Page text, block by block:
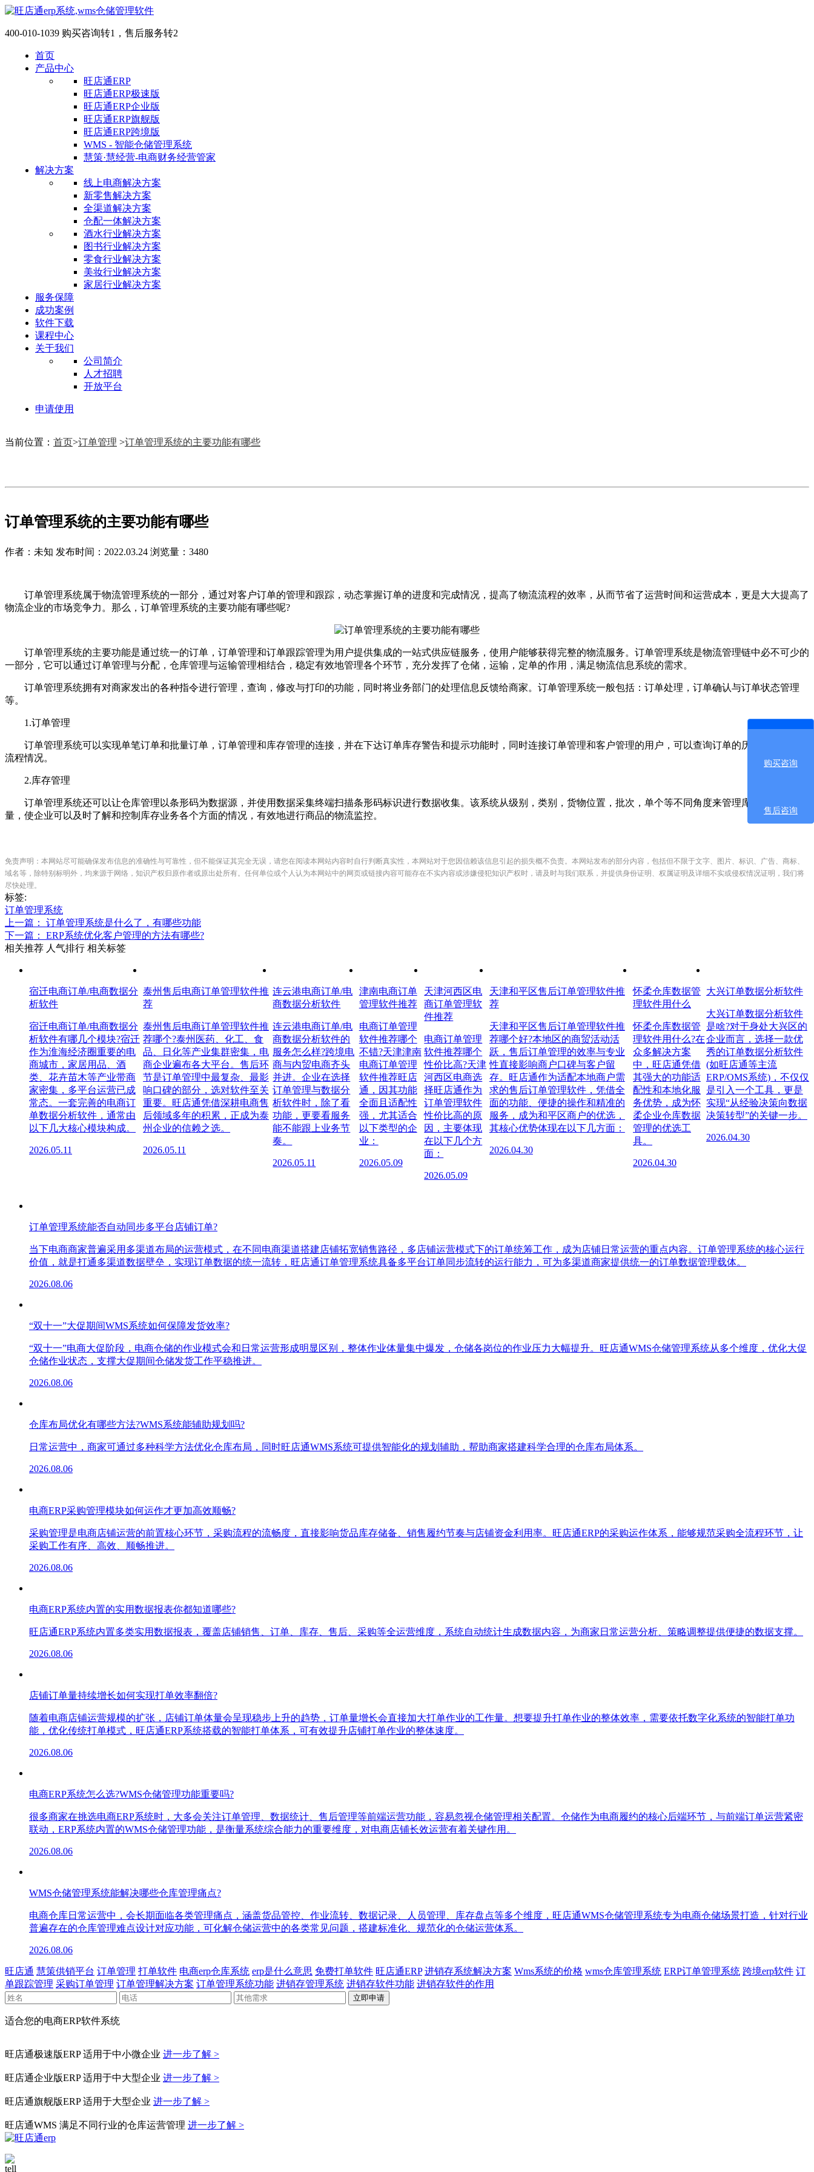
400-010-1039 购买咨询转1，售后服务转2
首页
产品中心
旺店通ERP
旺店通ERP极速版
旺店通ERP企业版
旺店通ERP旗舰版
旺店通ERP跨境版
WMS - 智能仓储管理系统
慧策·慧经营-电商财务经营管家
解决方案
线上电商解决方案
新零售解决方案
全渠道解决方案
仓配一体解决方案
酒水行业解决方案
图书行业解决方案
零食行业解决方案
美妆行业解决方案
家居行业解决方案
服务保障
成功案例
软件下载
课程中心
关于我们
公司简介
人才招聘
开放平台
申请使用
当前位置： 首页>订单管理 >订单管理系统的主要功能有哪些
订单管理系统的主要功能有哪些
作者：未知 发布时间：2022.03.24 浏览量：3480
订单管理系统属于物流管理系统的一部分，通过对客户订单的管理和跟踪，动态掌握订单的进度和完成情况，提高了物流流程的效率，从而节省了运营时间和运营成本，更是大大提高了
物流企业的市场竞争力。那么，订单管理系统的主要功能有哪些呢?
订单管理系统的主要功能是通过统一的订单，订单管理和订单跟踪管理为用户提供集成的一站式供应链服务，使用户能够获得完整的物流服务。订单管理系统是物流管理链中必不可少的
一部分，它可以通过订单管理与分配，仓库管理与运输管理相结合，稳定有效地管理各个环节，充分发挥了仓储，运输，定单的作用，满足物流信息系统的需求。
订单管理系统拥有对商家发出的各种指令进行管理，查询，修改与打印的功能，同时将业务部门的处理信息反馈给商家。订单管理系统一般包括：订单处理，订单确认与订单状态管理
等。
1.订单管理
订单管理系统可以实现单笔订单和批量订单，订单管理和库存管理的连接，并在下达订单库存警告和提示功能时，同时连接订单管理和客户管理的用户，可以查询订单的历史记录并执行
流程情况。
2.库存管理
订单管理系统还可以让仓库管理以条形码为数据源，并使用数据采集终端扫描条形码标识进行数据收集。该系统从级别，类别，货物位置，批次，单个等不同角度来管理库存物品的数
量，使企业可以及时了解和控制库存业务各个方面的情况，有效地进行商品的物流监控。
免责声明：本网站尽可能确保发布信息的准确性与可靠性，但不能保证其完全无误，请您在阅读本网站内容时自行判断真实性，本网站对于您因信赖该信息引起的损失概不负责。本网站发布的部分内容，包括但不限于文字、图片、标识、广告、商标、
域名等，除特别标明外，均来源于网络，知识产权归原作者或原出处所有。任何单位或个人认为本网站中的网页或链接内容可能存在不实内容或涉嫌侵犯知识产权时，请及时与我们联系，并提供身份证明、权属证明及详细不实或侵权情况证明，我们将
尽快处理。
标签:
订单管理系统
上一篇： 订单管理系统是什么了，有哪些功能
下一篇： ERP系统优化客户管理的方法有哪些?
相关推荐 人气排行 相关标签
宿迁电商订单/电商数据分
析软件
宿迁电商订单/电商数据分
析软件有哪几个模块?宿迁
作为淮海经济圈重要的电
商城市，家居用品、酒
类、花卉苗木等产业带商
家密集，多平台运营已成
常态。一套完善的电商订
单数据分析软件，通常由
以下几大核心模块构成。
2026.05.11
泰州售后电商订单管理软件推
荐
泰州售后电商订单管理软件推
荐哪个?泰州医药、化工、食
品、日化等产业集群密集，电
商企业遍布各大平台。售后环
节是订单管理中最复杂、最影
响口碑的部分，选对软件至关
重要。旺店通凭借深耕电商售
后领域多年的积累，正成为泰
州企业的信赖之选。
2026.05.11
连云港电商订单/电
商数据分析软件
连云港电商订单/电
商数据分析软件的
服务怎么样?跨境电
商与内贸电商齐头
并进。企业在选择
订单管理与数据分
析软件时，除了看
功能，更要看服务
能不能跟上业务节
奏。
2026.05.11
津南电商订单
管理软件推荐
电商订单管理
软件推荐哪个
不错?天津津南
电商订单管理
软件推荐旺店
通，因其功能
全面且适配性
强，尤其适合
以下类型的企
业：
2026.05.09
天津河西区电
商订单管理软
件推荐
电商订单管理
软件推荐哪个
性价比高?天津
河西区电商选
择旺店通作为
订单管理软件
性价比高的原
因，主要体现
在以下几个方
面：
2026.05.09
天津和平区售后订单管理软件推
荐
天津和平区售后订单管理软件推
荐哪个好?本地区的商贸活动活
跃，售后订单管理的效率与专业
性直接影响商户口碑与客户留
存。旺店通作为适配本地商户需
求的售后订单管理软件，凭借全
面的功能、便捷的操作和精准的
服务，成为和平区商户的优选，
其核心优势体现在以下几方面：
2026.04.30
怀柔仓库数据管
理软件用什么
怀柔仓库数据管
理软件用什么?在
众多解决方案
中，旺店通凭借
其强大的功能适
配性和本地化服
务优势，成为怀
柔企业仓库数据
管理的优选工
具。
2026.04.30
大兴订单数据分析软件
大兴订单数据分析软件
是啥?对于身处大兴区的
企业而言，选择一款优
秀的订单数据分析软件
(如旺店通等主流
ERP/OMS系统)，不仅仅
是引入一个工具，更是
实现“从经验决策向数据
决策转型”的关键一步。
2026.04.30
订单管理系统能否自动同步多平台店铺订单?
当下电商商家普遍采用多渠道布局的运营模式，在不同电商渠道搭建店铺拓宽销售路径，多店铺运营模式下的订单统筹工作，成为店铺日常运营的重点内容。订单管理系统的核心运行
价值，就是打通多渠道数据壁垒，实现订单数据的统一流转，旺店通订单管理系统具备多平台订单同步流转的运行能力，可为多渠道商家提供统一的订单数据管理载体。
2026.08.06
“双十一”大促期间WMS系统如何保障发货效率?
“双十一”电商大促阶段，电商仓储的作业模式会和日常运营形成明显区别，整体作业体量集中爆发，仓储各岗位的作业压力大幅提升。旺店通WMS仓储管理系统从多个维度，优化大促
仓储作业状态，支撑大促期间仓储发货工作平稳推进。
2026.08.06
仓库布局优化有哪些方法?WMS系统能辅助规划吗?
日常运营中，商家可通过多种科学方法优化仓库布局，同时旺店通WMS系统可提供智能化的规划辅助，帮助商家搭建科学合理的仓库布局体系。
2026.08.06
电商ERP采购管理模块如何运作才更加高效顺畅?
采购管理是电商店铺运营的前置核心环节，采购流程的流畅度，直接影响货品库存储备、销售履约节奏与店铺资金利用率。旺店通ERP的采购运作体系，能够规范采购全流程环节，让
采购工作有序、高效、顺畅推进。
2026.08.06
电商ERP系统内置的实用数据报表你都知道哪些?
旺店通ERP系统内置多类实用数据报表，覆盖店铺销售、订单、库存、售后、采购等全运营维度，系统自动统计生成数据内容，为商家日常运营分析、策略调整提供便捷的数据支撑。
2026.08.06
店铺订单量持续增长如何实现打单效率翻倍?
随着电商店铺运营规模的扩张，店铺订单体量会呈现稳步上升的趋势，订单量增长会直接加大打单作业的工作量。想要提升打单作业的整体效率，需要依托数字化系统的智能打单功
能，优化传统打单模式，旺店通ERP系统搭载的智能打单体系，可有效提升店铺打单作业的整体速度。
2026.08.06
电商ERP系统怎么选?WMS仓储管理功能重要吗?
很多商家在挑选电商ERP系统时，大多会关注订单管理、数据统计、售后管理等前端运营功能，容易忽视仓储管理相关配置。仓储作为电商履约的核心后端环节，与前端订单运营紧密
联动，ERP系统内置的WMS仓储管理功能，是衡量系统综合能力的重要维度，对电商店铺长效运营有着关键作用。
2026.08.06
WMS仓储管理系统能解决哪些仓库管理痛点?
电商仓库日常运营中，会长期面临各类管理痛点，涵盖货品管控、作业流转、数据记录、人员管理、库存盘点等多个维度，旺店通WMS仓储管理系统专为电商仓储场景打造，针对行业
普遍存在的仓库管理难点设计对应功能，可化解仓储运营中的各类常见问题，搭建标准化、规范化的仓储运营体系。
2026.08.06
旺店通 慧策供销平台 订单管理 打单软件 电商erp仓库系统 erp是什么意思 免费打单软件 旺店通ERP 进销存系统解决方案 Wms系统的价格 wms仓库管理系统 ERP订单管理系统 跨境erp软件 订
单跟踪管理 采购订单管理 订单管理解决方案 订单管理系统功能 进销存管理系统 进销存软件功能 进销存软件的作用
立即申请
适合您的电商ERP软件系统
旺店通极速版ERP 适用于中小微企业 进一步了解 >
旺店通企业版ERP 适用于中大型企业 进一步了解 >
旺店通旗舰版ERP 适用于大型企业 进一步了解 >
旺店通WMS 满足不同行业的仓库运营管理 进一步了解 >
购买咨询
售后咨询